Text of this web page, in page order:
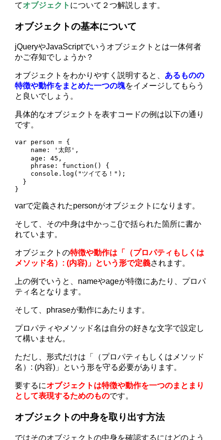
てオブジェクト について２つ解説します。
オブジェクトの基本について
jQueryやJavaScriptでいうオブジェクトとは一体何者
かご存知でしょうか？
オブジェクトをわかりやすく説明すると、 あるものの
特徴や動作をまとめた一つの塊をイメージしてもらう
と良いでしょう。
具体的なオブジェクトを表すコードの例は以下の通り
です。
var person = {
    name: '太郎',
    age: 45,
    phrase: function() {
    console.log("ツイてる！");
  }
}
varで定義されたpersonがオブジェクトになります。
そして、その中身は中かっこ{}で括られた箇所に書か
れています。
オブジェクトの特徴や動作は「（プロパティもしくは
メソッド名）: (内容)」という形で定義されます。
上の例でいうと、nameやageが特徴にあたり、プロパ
ティ名となります。
そして、phraseが動作にあたります。
プロパティやメソッド名は自分の好きな文字で設定し
て構いません。
ただし、形式だけは「（プロパティもしくはメソッド
名）: (内容)」という形を守る必要があります。
要するにオブジェクトは特徴や動作を一つのまとまり
として表現するためのものです。
オブジェクトの中身を取り出す方法
ではそのオブジェクトの中身を確認するにはどのよう